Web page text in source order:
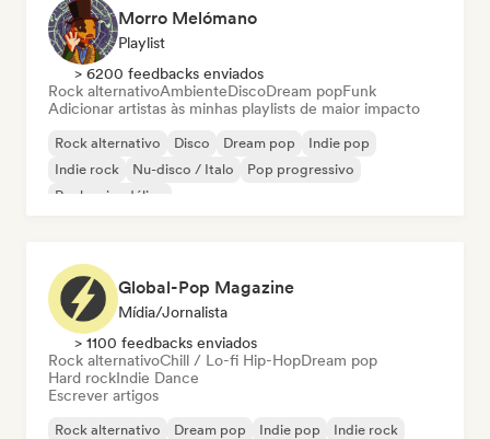
Morro Melómano
Playlist
> 6200 feedbacks enviados
Rock alternativoAmbienteDiscoDream popFunk
Adicionar artistas às minhas playlists de maior impacto
Rock alternativo Disco Dream pop
Indie pop
Indie rock
Nu-disco / Italo
Pop progressivo
Rock psicodélico
Global-Pop Magazine
Mídia/Jornalista
> 1100 feedbacks enviados
Rock alternativoChill / Lo-fi Hip-HopDream pop
Hard rockIndie Dance
Escrever artigos
Rock alternativo Dream pop Indie pop
Indie rock